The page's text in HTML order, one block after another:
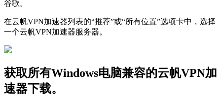
在云帆VPN加速器列表的“推荐”或“所有位置”选项卡中，选择
一个云帆VPN加速器服务器。
获取所有Windows电脑兼容的云帆VPN加
速器下载。